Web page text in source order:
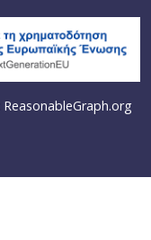
ReasonableGraph.org